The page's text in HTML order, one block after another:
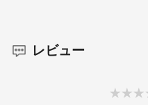
レビュー